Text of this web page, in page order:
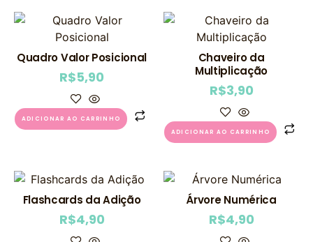
Quadro Valor Posicional
R$5,90
ADICIONAR AO CARRINHO
Chaveiro da
Multiplicação
R$3,90
ADICIONAR AO CARRINHO
Flashcards da Adição
R$4,90
Árvore Numérica
R$4,90